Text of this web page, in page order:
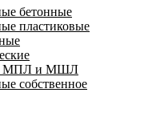
бетонные
пластиковые
МПЛ и МШЛ
собственное